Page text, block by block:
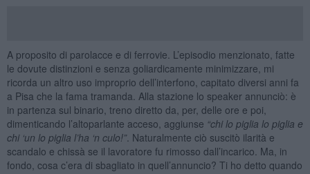
A proposito di parolacce e di ferrovie. L’episodio menzionato, fatte
le dovute distinzioni e senza goliardicamente minimizzare, mi
ricorda un altro uso improprio dell’interfono, capitato diversi anni fa
a Pisa che la fama tramanda. Alla stazione lo speaker annunciò: è
in partenza sul binario, treno diretto da, per, delle ore e poi,
dimenticando l’altoparlante acceso, aggiunse “chi lo piglia lo piglia e
chi ‘un lo piglia l’ha ‘n culo!”. Naturalmente ciò suscitò ilarità e
scandalo e chissà se il lavoratore fu rimosso dall’incarico. Ma, in
fondo, cosa c’era di sbagliato in quell’annuncio? Ti ho detto quando